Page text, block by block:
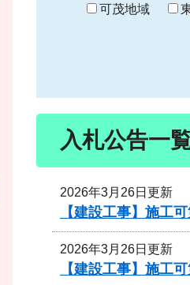
り可茂地域
入札公告一
2026年3月26日更新
【建設工事】施工
2026年3月26日更新
【建設工事】施工